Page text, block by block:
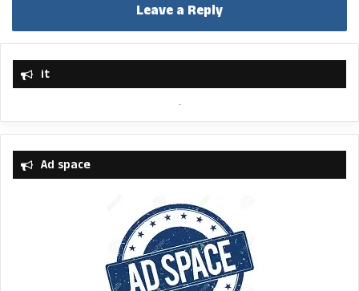
Leave a Reply
it
Ad space